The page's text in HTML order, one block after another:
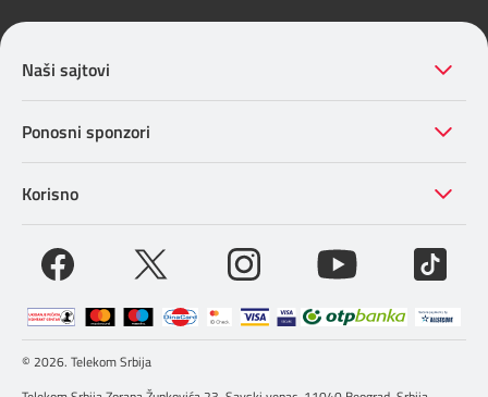
Naši sajtovi
Ponosni sponzori
Korisno
© 2026. Telekom Srbija